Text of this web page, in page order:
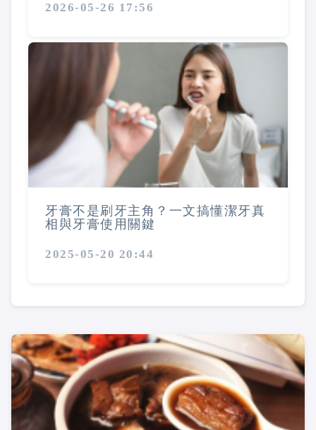
2026-05-26 17:56
牙膏不是刷牙主角？一文搞懂潔牙真
相與牙膏使用關鍵
2025-05-20 20:44